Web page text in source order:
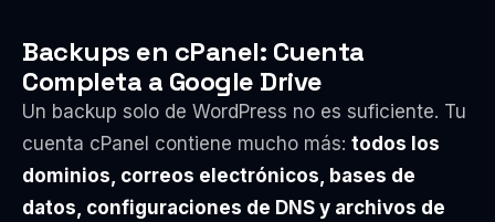
Backups en cPanel: Cuenta
Completa a Google Drive
Un backup solo de WordPress no es suficiente. Tu
cuenta cPanel contiene mucho más: todos los
dominios, correos electrónicos, bases de
datos, configuraciones de DNS y archivos de